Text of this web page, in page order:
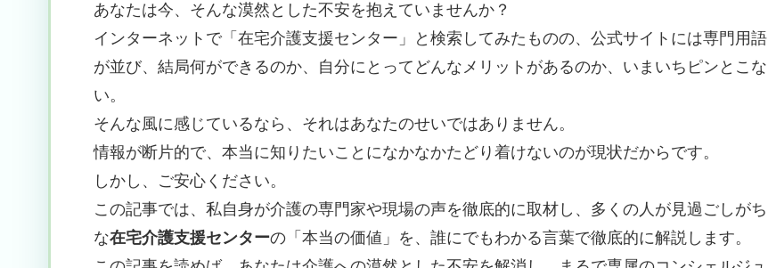
あなたは今、そんな漠然とした不安を抱えていませんか？
インターネットで「在宅介護支援センター」と検索してみたものの、公式サイトには専門用語
が並び、結局何ができるのか、自分にとってどんなメリットがあるのか、いまいちピンとこな
い。
そんな風に感じているなら、それはあなたのせいではありません。
情報が断片的で、本当に知りたいことになかなかたどり着けないのが現状だからです。
しかし、ご安心ください。
この記事では、私自身が介護の専門家や現場の声を徹底的に取材し、多くの人が見過ごしがち
な在宅介護支援センターの「本当の価値」を、誰にでもわかる言葉で徹底的に解説します。